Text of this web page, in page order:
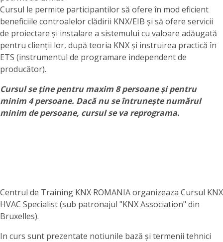
Cursul le permite participantilor să ofere în mod eficient
beneficiile controalelor clădirii KNX/EIB și să ofere servicii
de proiectare și instalare a sistemului cu valoare adăugată
pentru clienții lor, după teoria KNX și instruirea practică în
ETS (instrumentul de programare independent de
producător).
Cursul se ține pentru maxim 8 persoane și pentru
minim 4 persoane. Dacă nu se întrunește numărul
minim de persoane, cursul se va reprograma.
Centrul de Training KNX ROMANIA organizeaza Cursul KNX
HVAC Specialist (sub patronajul "KNX Association" din
Bruxelles).
In curs sunt prezentate notiunile bază și termenii tehnici